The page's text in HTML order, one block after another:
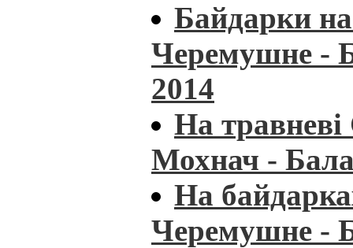
Байдарки
Черемушне -
2014
На
Мохнач -
На
Черемушне -